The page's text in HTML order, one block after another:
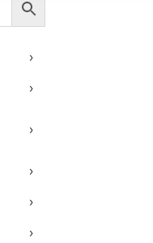
›
›
›
›
›
›